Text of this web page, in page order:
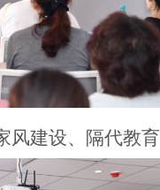
建设、隔代教